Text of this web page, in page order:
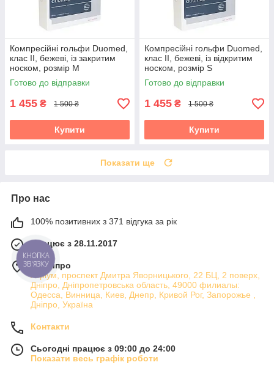
Компресійні гольфи Duomed,
клас II, бежеві, із закритим
носком, розмір M
(V240013000)
Готово до відправки
1 455 ₴ 1 500 ₴
Купити
Компресійні гольфи Duomed,
клас II, бежеві, із відкритим
носком, розмір S
(V240002000)
Готово до відправки
1 455 ₴ 1 500 ₴
Купити
Показати ще
Про нас
100% позитивних з 371 відгука за рік
Працює з 28.11.2017
м. Дніпро
Атріум, проспект Дмитра Яворницького, 22 БЦ, 2 поверх,
Дніпро, Дніпропетровська область, 49000 филиалы:
Одесса, Винница, Киев, Днепр, Кривой Рог, Запорожье ,
Дніпро, Україна
Контакти
Сьогодні працює з 09:00 до 24:00
Показати весь графік роботи